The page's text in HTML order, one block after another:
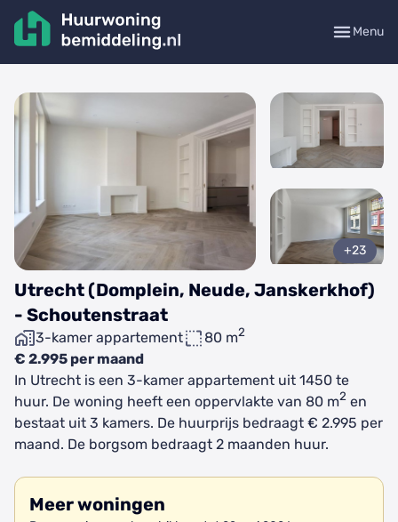
Menu
Utrecht (Domplein, Neude, Janskerkhof)
- Schoutenstraat
3-kamer appartement 80 m2
€ 2.995 per maand
+23
In Utrecht is een 3-kamer appartement uit 1450 te
huur. De woning heeft een oppervlakte van 80 m2 en
bestaat uit 3 kamers. De huurprijs bedraagt € 2.995 per
maand. De borgsom bedraagt 2 maanden huur.
Meer woningen